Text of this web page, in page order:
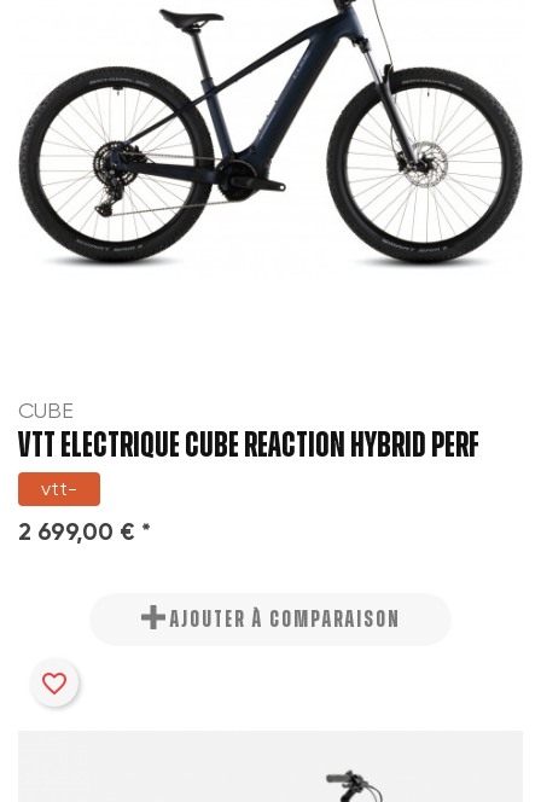
CUBE
VTT electrique CUBE REACTION HYBRID PERF
vtt-
2 699,00 € *
AJOUTER À COMPARAISON
favorite_border